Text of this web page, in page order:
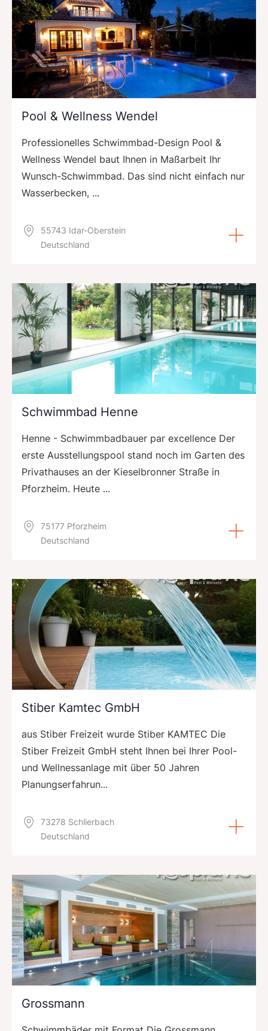
Pool & Wellness Wendel
Professionelles Schwimmbad-Design Pool &
Wellness Wendel baut Ihnen in Maßarbeit Ihr
Wunsch-Schwimmbad. Das sind nicht einfach nur
Wasserbecken, ...
55743 Idar-Oberstein
Deutschland
Schwimmbad Henne
Henne - Schwimmbadbauer par excellence Der
erste Ausstellungspool stand noch im Garten des
Privathauses an der Kieselbronner Straße in
Pforzheim. Heute ...
75177 Pforzheim
Deutschland
Stiber Kamtec GmbH
aus Stiber Freizeit wurde Stiber KAMTEC Die
Stiber Freizeit GmbH steht Ihnen bei Ihrer Pool-
und Wellnessanlage mit über 50 Jahren
Planungserfahrun...
73278 Schlierbach
Deutschland
Grossmann